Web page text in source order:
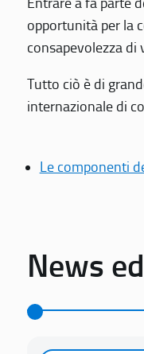
opportunità per la
consapevolezza
Tutto ciò è di
internazionale di
Le componenti
News